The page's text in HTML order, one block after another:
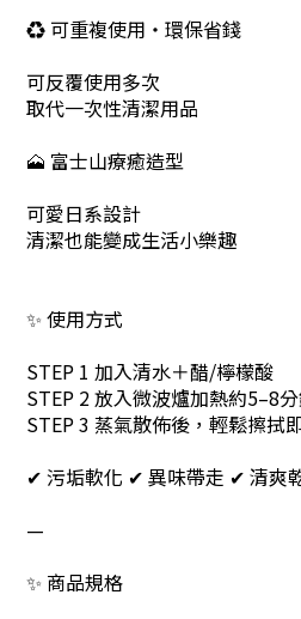
♻ 可重複使用・環保省錢
可反覆使用多次
取代一次性清潔用品
🗻 富士山療癒造型
可愛日系設計
清潔也能變成生活小樂趣
✨ 使用方式
STEP 1 加入清水＋醋/檸檬酸
STEP 2 放入微波爐加熱約5–8
STEP 3 蒸氣散佈後，輕鬆擦拭
✔ 污垢軟化 ✔ 異味帶走 ✔ 清爽
—
✨ 商品規格